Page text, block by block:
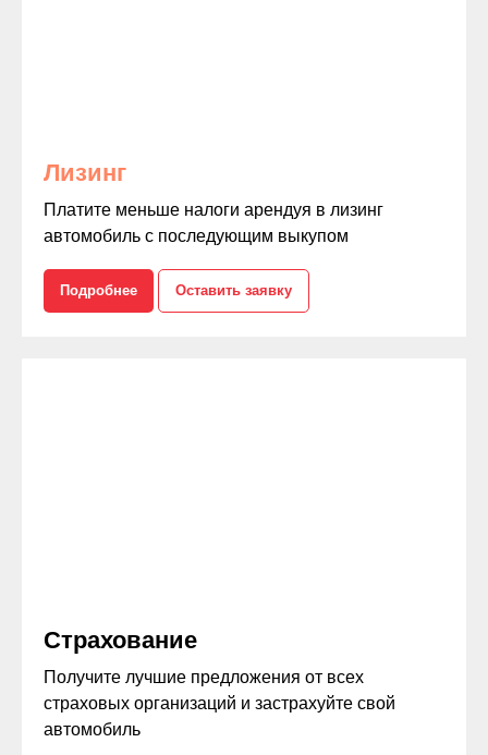
Лизинг
Платите меньше налоги арендуя в лизинг
автомобиль с последующим выкупом
Подробнее Оставить заявку
Страхование
Получите лучшие предложения от всех
страховых организаций и застрахуйте свой
автомобиль